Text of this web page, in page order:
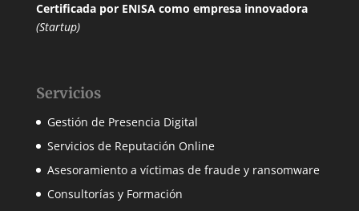
Certificada por ENISAcomo empresa innovadora
(Startup)
Servicios
Gestión de Presencia Digital
Servicios de Reputación Online
Asesoramiento a víctimas de fraude y ransomware
Consultorías y Formación